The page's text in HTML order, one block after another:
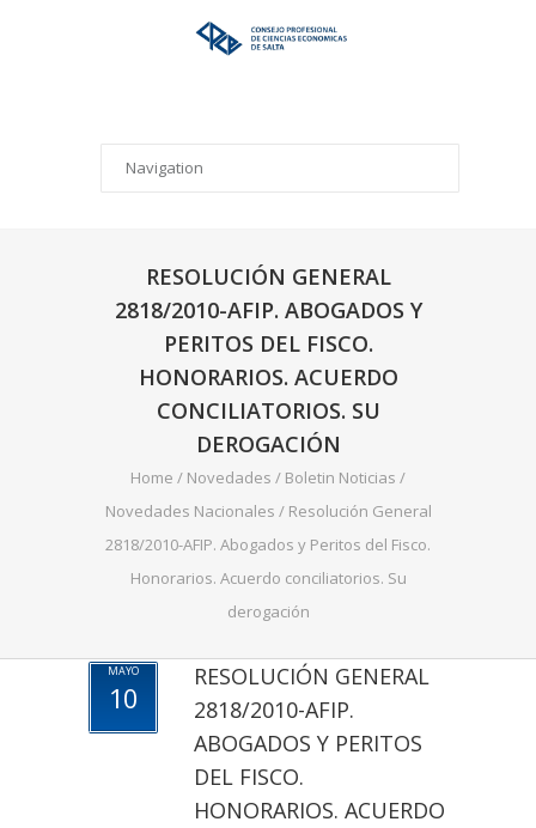
RESOLUCIÓN GENERAL
2818/2010-AFIP. ABOGADOS Y
PERITOS DEL FISCO.
HONORARIOS. ACUERDO
CONCILIATORIOS. SU
DEROGACIÓN
Home / Novedades / Boletin Noticias /
Novedades Nacionales / Resolución General
2818/2010-AFIP. Abogados y Peritos del Fisco.
Honorarios. Acuerdo conciliatorios. Su
derogación
MAYO
10
RESOLUCIÓN GENERAL
2818/2010-AFIP.
ABOGADOS Y PERITOS
DEL FISCO.
HONORARIOS. ACUERDO